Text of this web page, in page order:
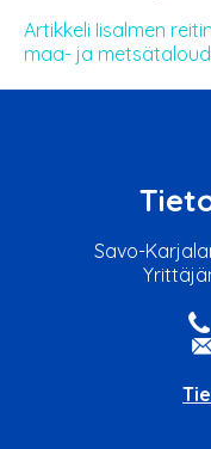
Artikkeli Iisalmen
maa- ja
Savo-